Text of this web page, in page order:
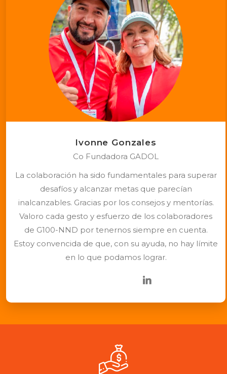
Ivonne Gonzales
Co Fundadora GADOL
La colaboración ha sido fundamentales para superar
desafíos y alcanzar metas que parecían
inalcanzables. Gracias por los consejos y mentorías.
Valoro cada gesto y esfuerzo de los colaboradores
de G100-NND por tenernos siempre en cuenta.
Estoy convencida de que, con su ayuda, no hay límite
en lo que podamos lograr.